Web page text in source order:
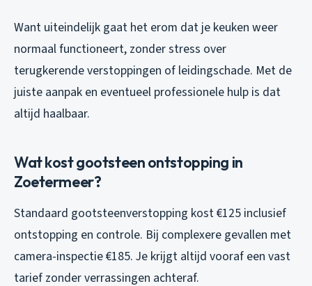
Want uiteindelijk gaat het erom dat je keuken weer
normaal functioneert, zonder stress over
terugkerende verstoppingen of leidingschade. Met de
juiste aanpak en eventueel professionele hulp is dat
altijd haalbaar.
Wat kost gootsteen ontstopping in
Zoetermeer?
Standaard gootsteenverstopping kost €125 inclusief
ontstopping en controle. Bij complexere gevallen met
camera-inspectie €185. Je krijgt altijd vooraf een vast
tarief zonder verrassingen achteraf.